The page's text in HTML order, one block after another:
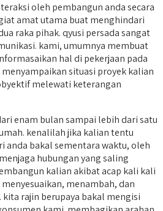
oleh pembangun anda secara
amat utama buat menghindari
raka pihak. qyusi persada sangat
kami, umumnya membuat
hal di pekerjaan pada
situasi proyek kalian
melewati keterangan
enam bulan sampai lebih dari satu
kenalilah jika kalian tentu
anda bakal sementara waktu, oleh
hubungan yang saling
kalian akibat acap kali kali
menambah, dan
rajin berupaya bakal mengisi